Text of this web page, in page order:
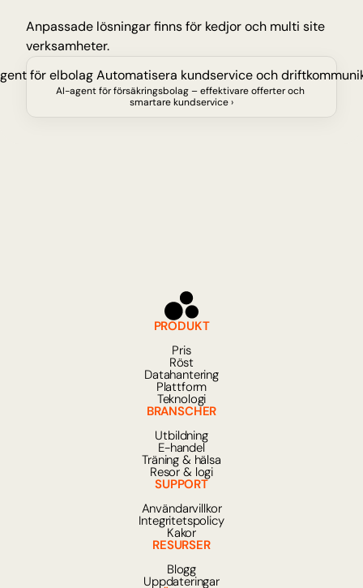
Anpassade lösningar finns för kedjor och multi site
verksamheter.
för elbolag Automatisera kundservice och
AI-agent för försäkringsbolag – effektivare offerter och
smartare kundservice ›
PRODUKT
Pris
Röst
Datahantering
Plattform
Teknologi
BRANSCHER
Utbildning
E-handel
Träning & hälsa
Resor & logi
SUPPORT
Användarvillkor
Integritetspolicy
Kakor
RESURSER
Blogg
Uppdateringar